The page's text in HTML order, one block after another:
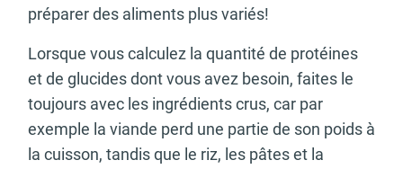
préparer des aliments plus variés!
Lorsque vous calculez la quantité de protéines
et de glucides dont vous avez besoin, faites le
toujours avec les ingrédients crus, car par
exemple la viande perd une partie de son poids à
la cuisson, tandis que le riz, les pâtes et la